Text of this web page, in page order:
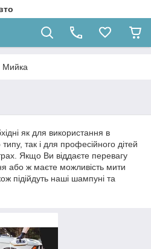
Мийка
як для використання в
так і для професійного дітей
Якщо Ви віддаєте перевагу
або ж маєте можливість мити
підійдуть наші шампуні та